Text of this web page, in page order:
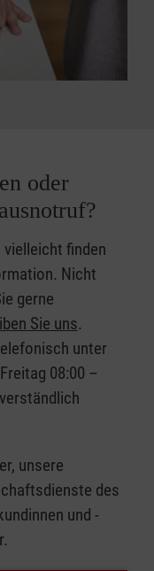
oder
vielleicht finden
Nicht
gerne
Sie uns.
unter
08:00 –
unsere
des
und -